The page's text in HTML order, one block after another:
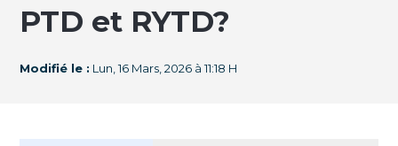
PTD et RYTD?
Modifié le : Lun, 16 Mars, 2026 à 11:18 H